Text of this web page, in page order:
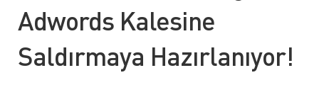
Adwords Kalesine
Saldırmaya Hazırlanıyor!